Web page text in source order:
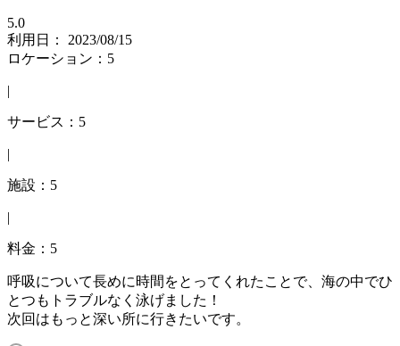
5.0
利用日： 2023/08/15
ロケーション：5
|
サービス：5
|
施設：5
|
料金：5
呼吸について長めに時間をとってくれたことで、海の中でひ
とつもトラブルなく泳げました！
次回はもっと深い所に行きたいです。